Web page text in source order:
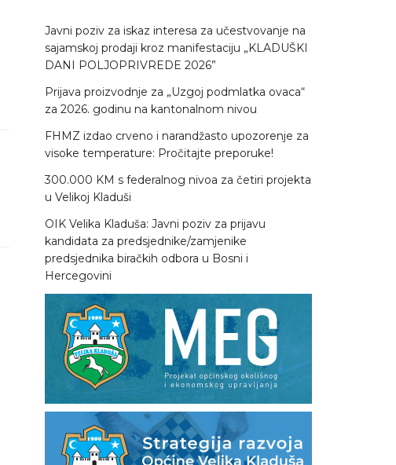
Javni poziv za iskaz interesa za učestvovanje na
sajamskoj prodaji kroz manifestaciju „KLADUŠKI
DANI POLJOPRIVREDE 2026”
Prijava proizvodnje za „Uzgoj podmlatka ovaca“
za 2026. godinu na kantonalnom nivou
FHMZ izdao crveno i narandžasto upozorenje za
visoke temperature: Pročitajte preporuke!
300.000 KM s federalnog nivoa za četiri projekta
u Velikoj Kladuši
OIK Velika Kladuša: Javni poziv za prijavu
kandidata za predsjednike/zamjenike
predsjednika biračkih odbora u Bosni i
Hercegovini